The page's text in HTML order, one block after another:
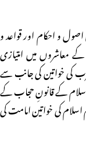
و احکام اور قواعد و
معاشروں میں امتیازی
کی خواتین کی جانب سے
اسلام کے قانونِ حجاب کے
کی خواتین امامت کی